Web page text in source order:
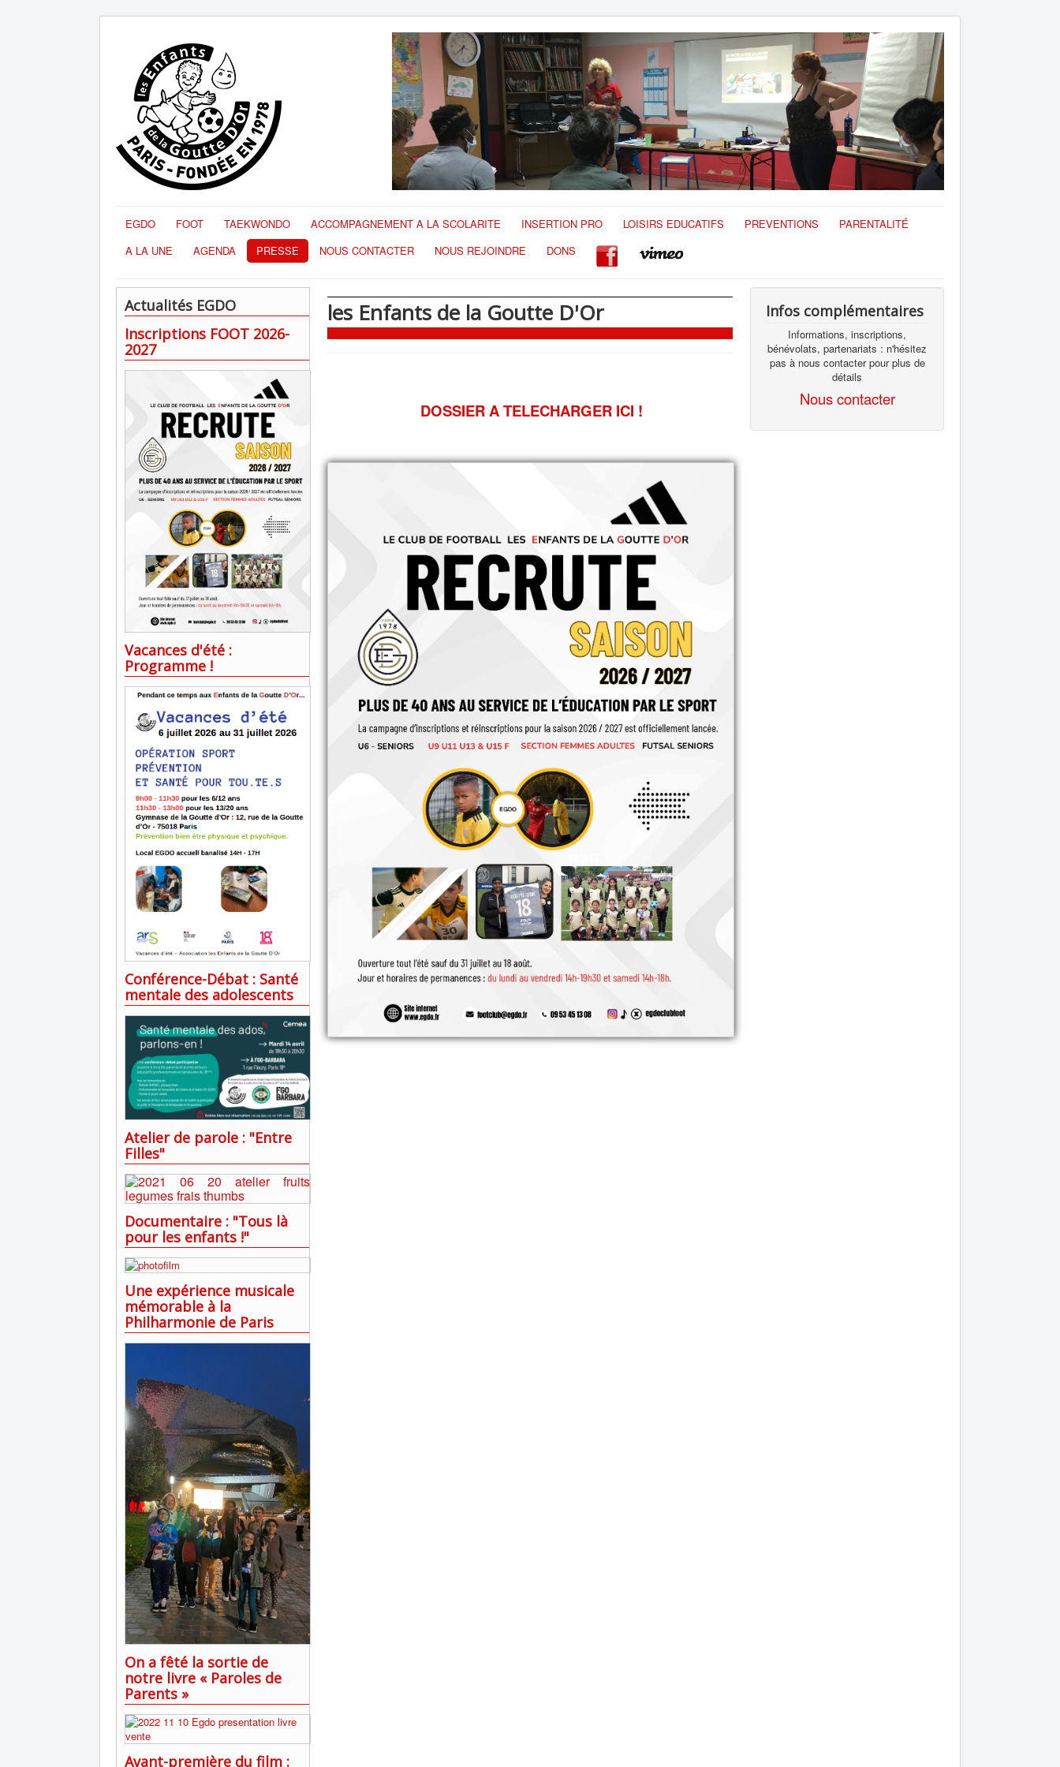
EGDO FOOT TAEKWONDO ACCOMPAGNEMENT A LA SCOLARITE INSERTION PRO LOISIRS EDUCATIFS PREVENTIONS
PARENTALITÉ
A LA UNE
AGENDA PRESSE NOUS CONTACTER NOUS REJOINDRE DONS
Actualités EGDO
Inscriptions FOOT 2026-
2027
Vacances d'été :
Programme !
Conférence-Débat : Santé
mentale des adolescents
Atelier de parole : "Entre
Filles"
Documentaire : "Tous là
pour les enfants !"
Une expérience musicale
mémorable à la
Philharmonie de Paris
On a fêté la sortie de
notre livre « Paroles de
Parents »
Avant-première du film :
les Enfants de la Goutte D'Or
DOSSIER A TELECHARGER ICI !
Infos complémentaires
Informations, inscriptions,
bénévolats, partenariats : n'hésitez
pas à nous contacter pour plus de
détails
Nous contacter